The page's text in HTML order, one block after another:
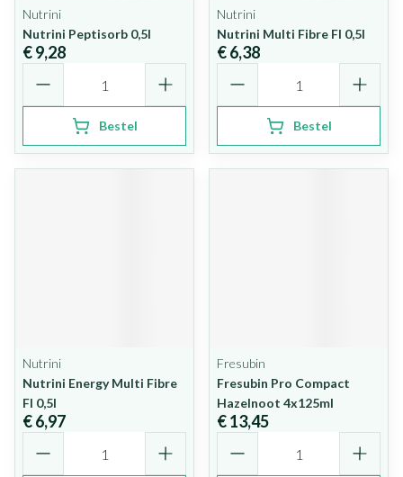
Nutrini
Nutrini Peptisorb 0,5l
€ 9,28
Bestel
Nutrini
Nutrini Multi Fibre Fl 0,5l
€ 6,38
Bestel
Nutrini
Nutrini Energy Multi Fibre
Fl 0,5l
€ 6,97
Fresubin
Fresubin Pro Compact
Hazelnoot 4x125ml
€ 13,45